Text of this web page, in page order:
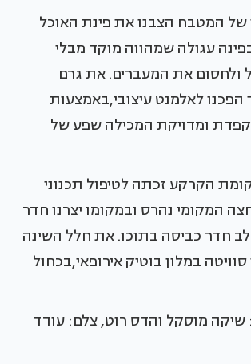
של המטבח הצבנו את פינת האוכל
עגולה שמהווה מוקד מבלי
ולחסום את המעברים. את גרם
לאלמנט עיצובי,באמצעות
ומדויקת המכילה שפע של
הקרקע זכתה לטיפול תכנוני
המקומי נהרס ובמקומו יצרנו חדר
חדר כביסה בתוכו. את חלל השינה
במלון בוטיק אירופאי,בכחול
שיקה מוסקל והדס רוט, צלם: עודד